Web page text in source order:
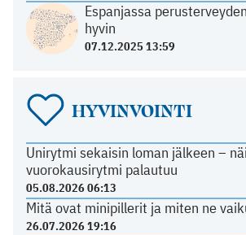
Espanjassa
hyvin
07.12.2025 13:59
HYVINVOINTI
Unirytmi sekaisin loman jälkeen –
vuorokausirytmi palautuu
05.08.2026 06:13
Mitä ovat minipillerit ja miten ne
26.07.2026 19:16